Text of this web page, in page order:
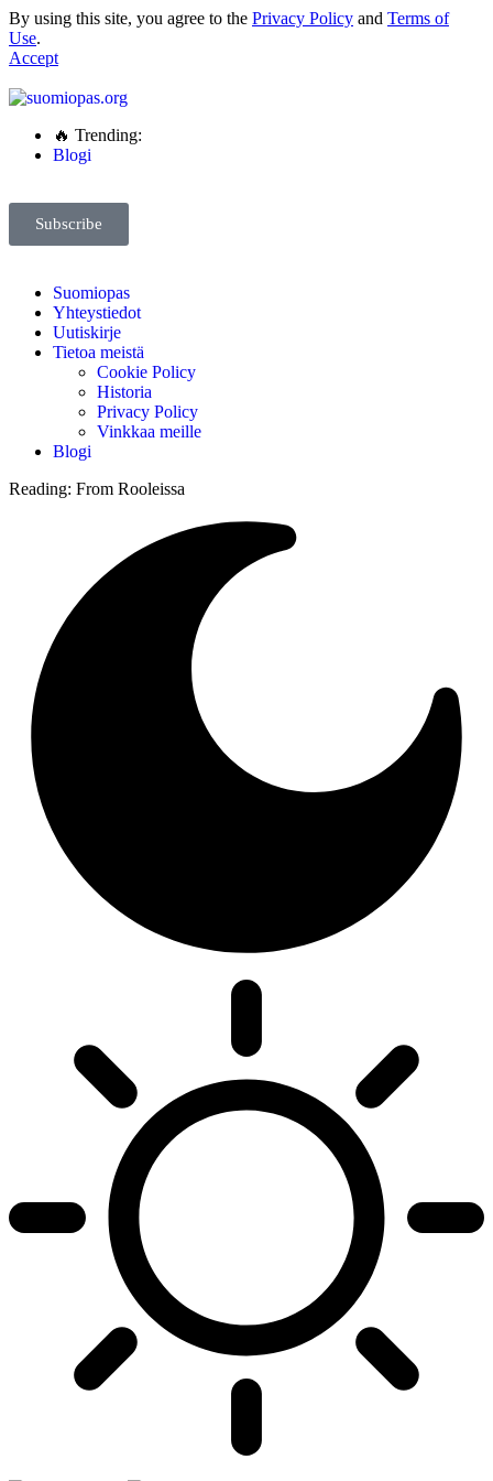
By using this site, you agree to the Privacy Policy and Terms of
Use.
Accept
🔥 Trending:
Blogi
Subscribe
Suomiopas
Yhteystiedot
Uutiskirje
Tietoa meistä
Cookie Policy
Historia
Privacy Policy
Vinkkaa meille
Blogi
Reading: From Rooleissa